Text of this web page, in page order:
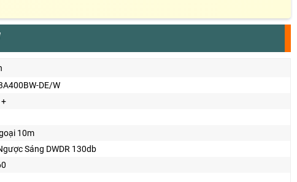
DE/W
10m
Sáng DWDR 130db